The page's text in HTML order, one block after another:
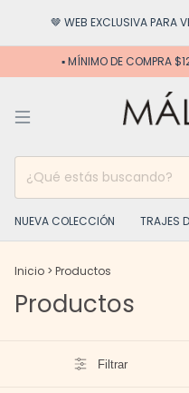
PARA VENTA MAYORISTA
▪️ MÍNIMO DE COMPRA
NUEVA COLECCIÓN TRAJES
Inicio > Productos
Productos
Filtrar